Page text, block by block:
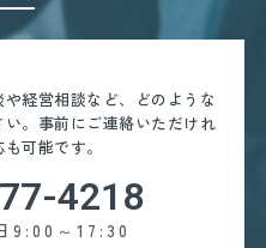
示する場合
必要である場合
び安全性確保のために、
じています。
経営相談など、どのような
。 事前にご連絡いただけれ
可能です。
4218
9:00～17:30